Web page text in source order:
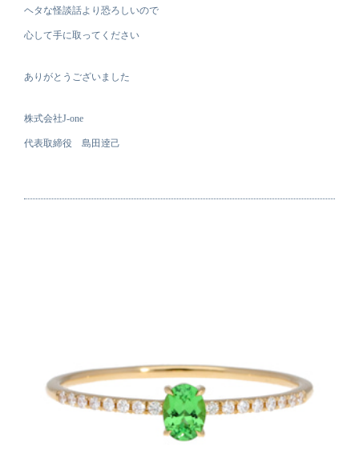
ヘタな怪談話より恐ろしいので
心して手に取ってください
ありがとうございました
株式会社J-one
代表取締役 島田逹己